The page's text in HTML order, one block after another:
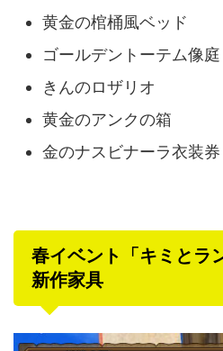
黄金の棺桶風ベッド
ゴールデントーテム像庭
きんのロザリオ
黄金のアンクの箱
金のナスビナーラ衣装券
春イベント「キミとラ
新作家具